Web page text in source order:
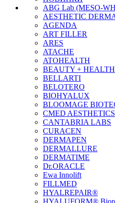
ABG Lab (MESO-
AESTHETIC
AGENDA
ART FILLER
ARES
ATACHE
ATOHEALTH
BEAUTY + HEALTH
BELLARTI
BELOTERO
BIOHYALUX
BLOOMAGE
CMED
CANTABRIA LABS
CURACEN
DERMAPEN
DERMALLURE
DERMATIME
Dr.ORACLE
Ewa Innolift
FILLMED
НYALREPAIR®
HYALUFORM®